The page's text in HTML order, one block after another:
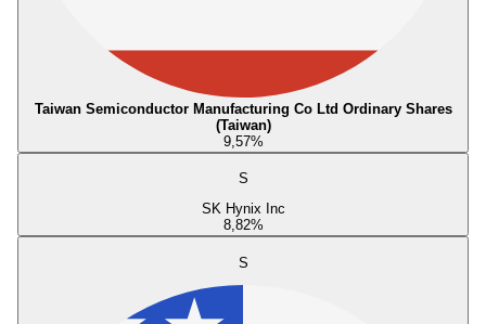
Taiwan Semiconductor Manufacturing Co Ltd Ordinary Shares
(Taiwan)
9,57%
S
SK Hynix Inc
8,82%
S